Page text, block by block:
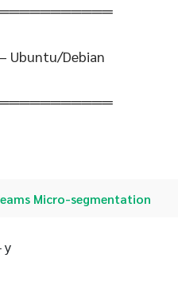
Ubuntu/Debian
Micro-segmentation
y